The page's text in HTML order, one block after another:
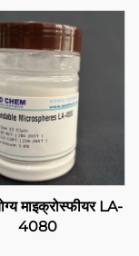
माइक्रोस्फीयर LA-
4080